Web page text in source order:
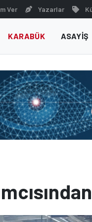
Ver Yazarlar
KARABÜK ASAYIŞ